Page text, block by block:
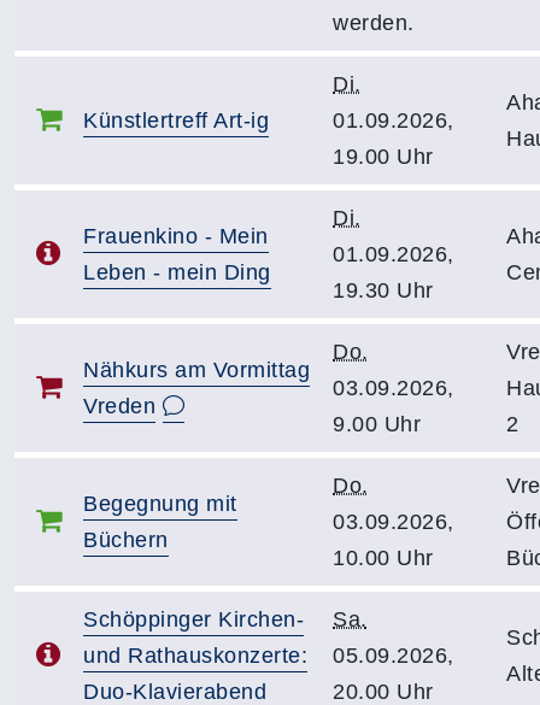
werden.
Künstlertreff Art-ig
Di.
01.09.2026,
19.00 Uhr
Frauenkino - Mein
Leben - mein Ding
Di.
01.09.2026,
19.30 Uhr
Nähkurs am Vormittag
Vreden
Do.
03.09.2026,
9.00 Uhr
2
Begegnung mit
Büchern
Do.
03.09.2026,
10.00 Uhr
Schöppinger Kirchen-
und Rathauskonzerte:
Duo-Klavierabend
Sa.
05.09.2026,
20.00 Uhr